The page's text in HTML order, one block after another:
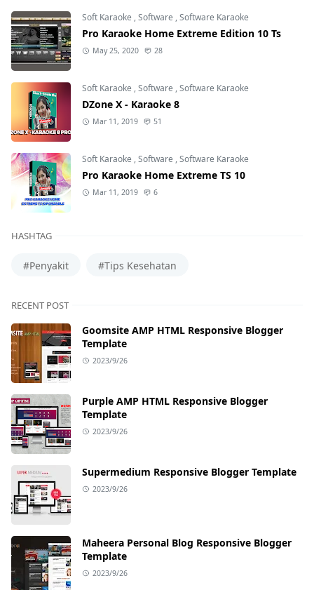
Soft Karaoke ,Software ,Software Karaoke
Pro Karaoke Home Extreme Edition 10 Ts
May 25, 2020 28
Soft Karaoke ,Software ,Software Karaoke
DZone X - Karaoke 8
Mar 11, 2019 51
Soft Karaoke ,Software ,Software Karaoke
Pro Karaoke Home Extreme TS 10
Mar 11, 2019 6
HASHTAG
#Penyakit #Tips Kesehatan
RECENT POST
Goomsite AMP HTML Responsive Blogger
Template
2023/9/26
Purple AMP HTML Responsive Blogger
Template
2023/9/26
Supermedium Responsive Blogger Template
2023/9/26
Maheera Personal Blog Responsive Blogger
Template
2023/9/26